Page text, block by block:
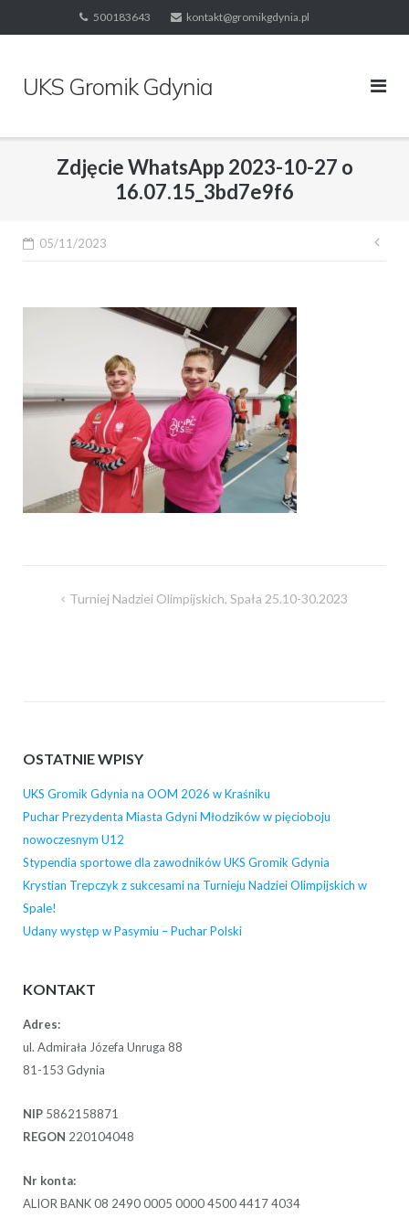
to
500183643 kontakt@gromikgdynia.pl
UKS Gromik Gdynia
Zdjęcie WhatsApp 2023-10-27 o
16.07.15_3bd7e9f6
05/11/2023
Nawigacja
Turniej Nadziei Olimpijskich, Spała 25.10-30.2023
OSTATNIE WPISY
UKS Gromik Gdynia na OOM 2026 w Kraśniku
Puchar Prezydenta Miasta Gdyni Młodzików w pięcioboju
nowoczesnym U12
Stypendia sportowe dla zawodników UKS Gromik Gdynia
Krystian Trepczyk z sukcesami na Turnieju Nadziei Olimpijskich w
Spale!
Udany występ w Pasymiu – Puchar Polski
KONTAKT
Adres:
ul. Admirała Józefa Unruga 88
81-153 Gdynia
NIP 5862158871
REGON 220104048
Nr konta:
ALIOR BANK 08 2490 0005 0000 4500 4417 4034